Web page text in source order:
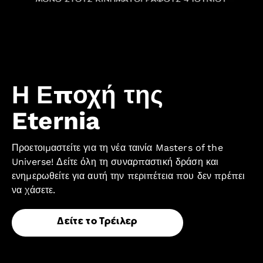
Η Εποχή της
Eternia
Προετοιμαστείτε για τη νέα ταινία Masters of the
Universe! Δείτε όλη τη συναρπαστική δράση και
ενημερωθείτε για αυτή την περιπέτεια που δεν πρέπει
να χάσετε.
Δείτε το Τρέιλερ